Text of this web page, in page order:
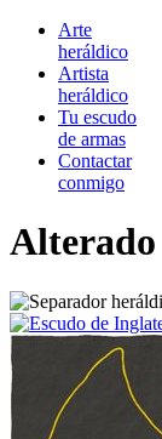
Arte
heráldico
Artista
heráldico
Tu escudo
de armas
Contactar
conmigo
Alterado